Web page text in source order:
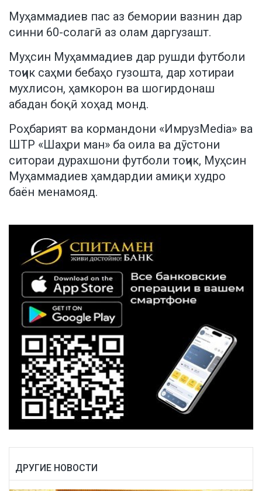
Муҳаммадиев пас аз бемории вазнин дар
синни 60-солагӣ аз олам даргузашт.
Муҳсин Муҳаммадиев дар рушди футболи
тоҷик саҳми бебаҳо гузошта, дар хотираи
мухлисон, ҳамкорон ва шогирдонаш
абадан боқӣ хоҳад монд.
Роҳбарият ва кормандони «ИмрузMedia» ва
ШТР «Шаҳри ман» ба оила ва дӯстони
ситораи дурахшони футболи тоҷик, Муҳсин
Муҳаммадиев ҳамдардии амиқи худро
баён менамояд.
ДРУГИЕ НОВОСТИ